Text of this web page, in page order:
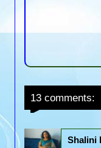
13 comments:
Shalini